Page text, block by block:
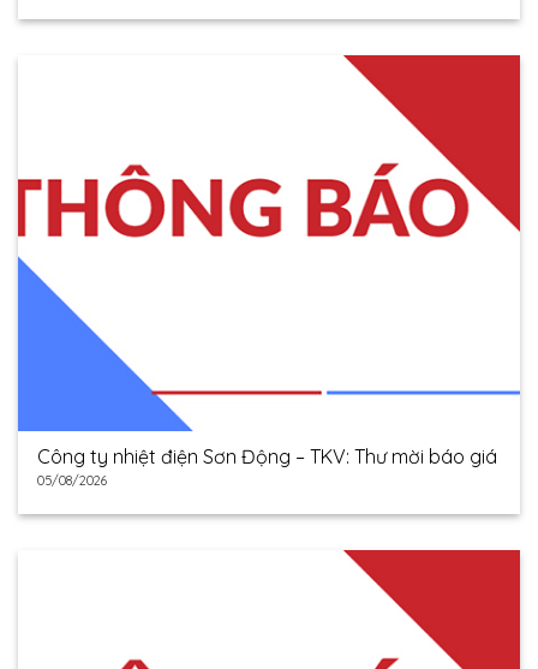
Công ty nhiệt điện Sơn Động – TKV: Thư mời báo giá
05/08/2026